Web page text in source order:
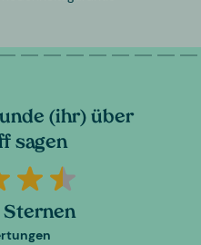
(ihr) über
sagen
Sternen